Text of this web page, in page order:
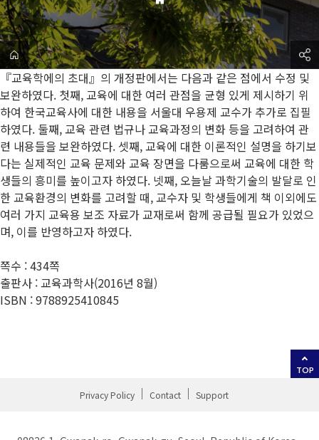
『교육학에의 초대』의 개정판에서는 다음과 같은 점에서 수정 및
보완하였다. 첫째, 교육에 대한 여러 관점을 균형 있게 제시하기 위
하여 한국교육사에 대한 내용을 서울대 우용제 교수가 추가로 집필
하였다. 둘째, 교육 관련 법규나 교육과정의 변화 등을 고려하여 관
련 내용들을 보완하였다. 셋째, 교육에 대한 이론적인 설명을 하기보
다는 실제적인 교육 문제와 교육 장면을 다룸으로써 교육에 대한 학
생들의 흥미를 높이고자 하였다. 넷째, 오늘날 과학기술의 발달로 인
한 교육환경의 변화를 고려할 때, 교수자 및 학생들에게 책 이외에도
여러 가지 교육용 보조 자료가 교재로써 함께 공급될 필요가 있었으
며, 이를 반영하고자 하였다.
쪽수 : 434쪽
출판사 : 교육과학사(2016년 8월)
ISBN : 9788925410845
TOP
Privacy Policy Contact Support